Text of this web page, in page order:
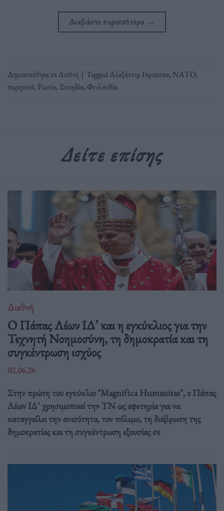
Διαβάστε περισσότερα →
Δημοσιεύθηκε σεΔιεθνή | TaggedΑλεξάντερ Γκρούσκο, ΝΑΤΟ,
πυρηνικά, Ρωσία, Σουηδία, Φινλανδία
Δείτε επίσης
Διεθνή
Ο Πάπας Λέων ΙΔ’ και η εγκύκλιος για την
Τεχνητή Νοημοσύνη, τη δημοκρατία και τη
συγκέντρωση ισχύος
02.06.26
Στην πρώτη του εγκύκλιο "Magnifica Humanitas", ο Πάπας
Λέων ΙΔ’ χρησιμοποιεί την ΤΝ ως αφετηρία για να
καταγγείλει την ανισότητα, τον πόλεμο, τη διάβρωση της
δημοκρατίας και τη συγκέντρωση εξουσίας σε